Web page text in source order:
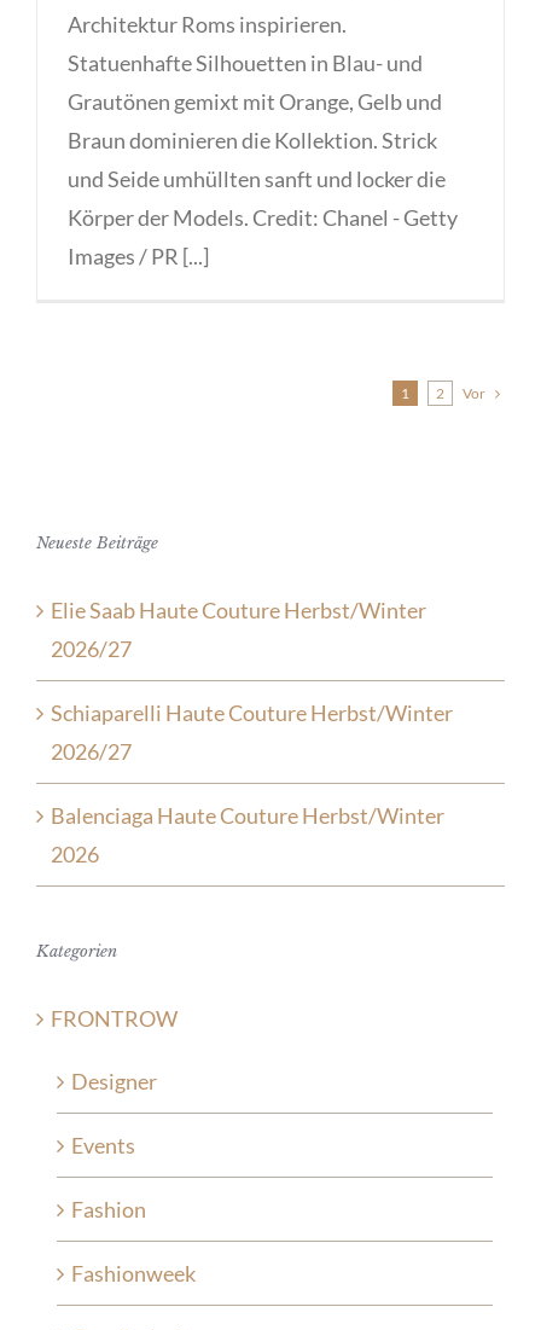
Architektur Roms inspirieren.
Statuenhafte Silhouetten in Blau- und
Grautönen gemixt mit Orange, Gelb und
Braun dominieren die Kollektion. Strick
und Seide umhüllten sanft und locker die
Körper der Models. Credit: Chanel - Getty
Images / PR [...]
1 2 Vor
Neueste Beiträge
Elie Saab Haute Couture Herbst/Winter
2026/27
Schiaparelli Haute Couture Herbst/Winter
2026/27
Balenciaga Haute Couture Herbst/Winter
2026
Kategorien
FRONTROW
Designer
Events
Fashion
Fashionweek